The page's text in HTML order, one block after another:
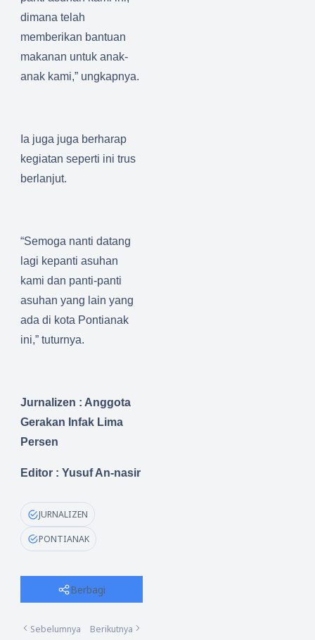
dimana telah
memberikan bantuan
makanan untuk anak-
anak kami,” ungkapnya.
Ia juga juga berharap
kegiatan seperti ini trus
berlanjut.
“Semoga nanti datang
lagi kepanti asuhan
kami dan panti-panti
asuhan yang lain yang
ada di kota Pontianak
ini,” tuturnya.
Jurnalizen : Anggota
Gerakan Infak Lima
Persen
Editor : Yusuf An-nasir
JURNALIZEN
PONTIANAK
Berbagi
Sebelumnya Berikutnya